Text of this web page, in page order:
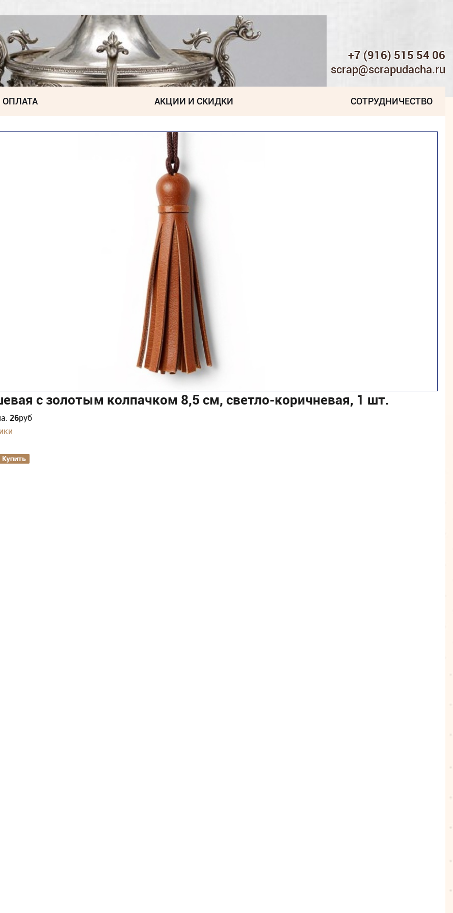
+7 (916) 515 54 06
scrap@scrapudacha.ru
ОПЛАТА АКЦИИ И СКИДКИ СОТРУДНИЧЕСТВО
с золотым колпачком 8,5 см, светло-коричневая, 1 шт.
26руб